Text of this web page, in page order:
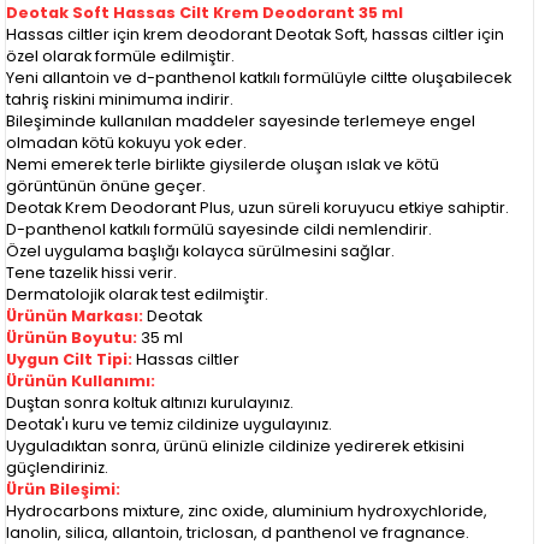
Deotak Soft Hassas Cilt Krem Deodorant 35 ml
Hassas ciltler için krem deodorant Deotak Soft, hassas ciltler için
özel olarak formüle edilmiştir.
Yeni allantoin ve d-panthenol katkılı formülüyle ciltte oluşabilecek
tahriş riskini minimuma indirir.
Bileşiminde kullanılan maddeler sayesinde terlemeye engel
olmadan kötü kokuyu yok eder.
Nemi emerek terle birlikte giysilerde oluşan ıslak ve kötü
görüntünün önüne geçer.
Deotak Krem Deodorant Plus, uzun süreli koruyucu etkiye sahiptir.
D-panthenol katkılı formülü sayesinde cildi nemlendirir.
Özel uygulama başlığı kolayca sürülmesini sağlar.
Tene tazelik hissi verir.
Dermatolojik olarak test edilmiştir.
Ürünün Markası:Deotak
Ürünün Boyutu: 35 ml
Uygun Cilt Tipi:Hassas ciltler
Ürünün Kullanımı:
Duştan sonra koltuk altınızı kurulayınız.
Deotak'ı kuru ve temiz cildinize uygulayınız.
Uyguladıktan sonra, ürünü elinizle cildinize yedirerek etkisini
güçlendiriniz.
Ürün Bileşimi:
Hydrocarbons mixture, zinc oxide, aluminium hydroxychloride,
lanolin, silica, allantoin, triclosan, d panthenol ve fragnance.